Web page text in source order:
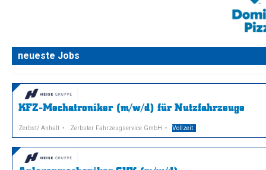
neueste Jobs
KFZ-Mechatroniker (m/w/d) für Nutzfahrzeuge
Zerbst/ Anhalt Zerbster Fahrzeugservice GmbH Vollzeit